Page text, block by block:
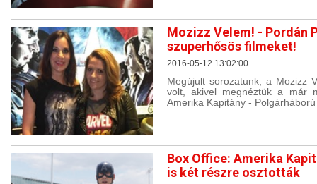
Mozizz Velem! - Pordán
szuperhősös filmeket!
2016-05-12 13:02:00
Megújult sorozatunk, a Mozizz
volt, akivel megnéztük a már
Amerika Kapitány -
Box Office: Amerika
is két részre osztották